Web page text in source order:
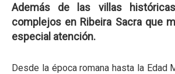
Además de las villas
complejos en Ribeira Sacra que
especial atención.
Desde la época romana hasta la Edad